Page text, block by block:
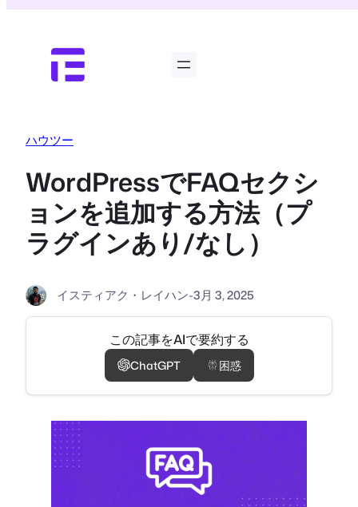
ハウツー
WordPressでFAQセクシ
ョンを追加する方法（プ
ラグインあり/なし）
イスティアク・レイハン-3月 3, 2025
この記事をAIで要約する
ChatGPT 困惑